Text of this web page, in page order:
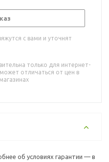
с вами и уточнят
только для интернет-
отличаться от цен в
об условиях гарантии — в